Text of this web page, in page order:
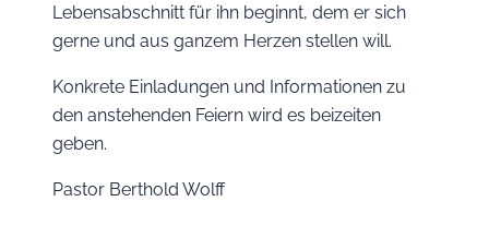
Lebensabschnitt für ihn beginnt, dem er sich
gerne und aus ganzem Herzen stellen will.
Konkrete Einladungen und Informationen zu
den anstehenden Feiern wird es beizeiten
geben.
Pastor Berthold Wolff